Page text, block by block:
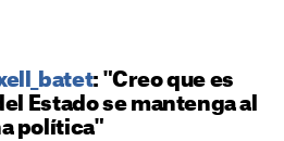
: "Creo que es
Estadose mantenga al
política"